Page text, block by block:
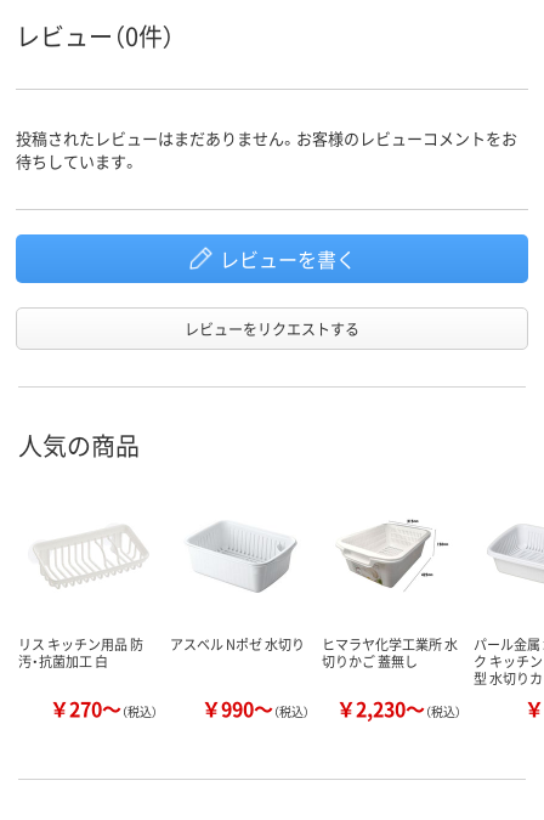
レビュー（0件）
投稿されたレビューはまだありません。お客様のレビューコメントをお
待ちしています。
レビューを書く
レビューをリクエストする
人気の商品
リス キッチン用品 防
汚・抗菌加工 白
￥270～（税込）
アスベル Nポゼ 水切り
￥990～（税込）
ヒマラヤ化学工業所 水
切りかご 蓋無し
￥2,230～（税込）
パール金
ク キッチ
型 水切り